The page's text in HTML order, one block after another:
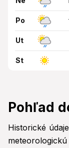
Po
Ut
St
Pohľad
Historické